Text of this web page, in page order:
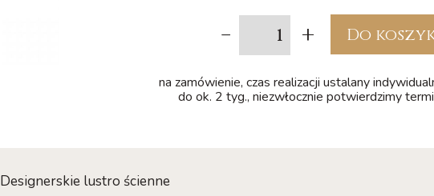
- + Do
na zamówienie, czas realizacji ustalany
do ok. 2 tyg., niezwłocznie potwierdzimy
Designerskie lustro ścienne